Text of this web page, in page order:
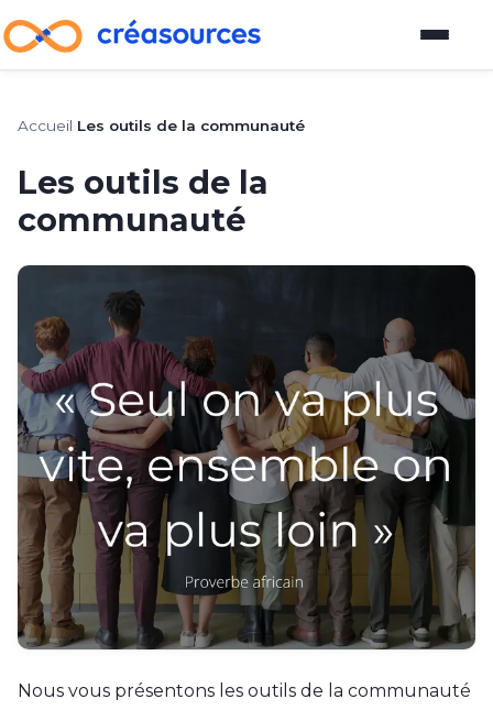
Plateforme d'outils
Guide pour devenir vendeur
À propos
Comment participer au blog
Auteurs
Contactez-nous
Accueil Les outils de la communauté
Les outils de la
communauté
Nous vous présentons les outils de la communauté